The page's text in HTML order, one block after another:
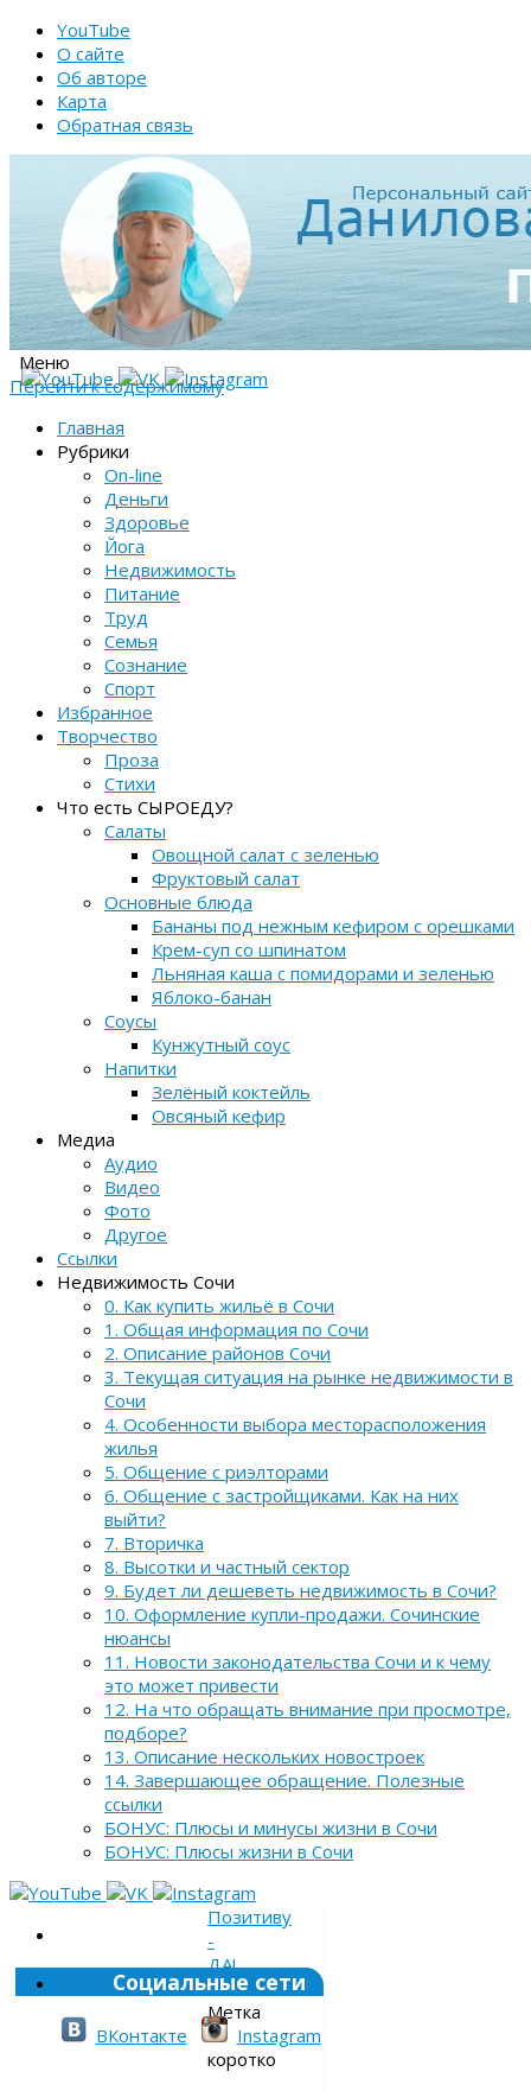
YouTube
О сайте
Об авторе
Карта
Обратная связь
Меню
Перейти к содержимому
Главная
Рубрики
On-line
Деньги
Здоровье
Йога
Недвижимость
Питание
Труд
Семья
Сознание
Спорт
Избранное
Творчество
Проза
Стихи
Что есть СЫРОЕДУ?
Салаты
Овощной салат с зеленью
Фруктовый салат
Основные блюда
Бананы под нежным кефиром с орешками
Крем-суп со шпинатом
Льняная каша с помидорами и зеленью
Яблоко-банан
Соусы
Кунжутный соус
Напитки
Зелёный коктейль
Овсяный кефир
Медиа
Аудио
Видео
Фото
Другое
Ссылки
Недвижимость Сочи
0. Как купить жильё в Сочи
1. Общая информация по Сочи
2. Описание районов Сочи
3. Текущая ситуация на рынке недвижимости в
Сочи
4. Особенности выбора месторасположения
жилья
5. Общение с риэлторами
6. Общение с застройщиками. Как на них
выйти?
7. Вторичка
8. Высотки и частный сектор
9. Будет ли дешеветь недвижимость в Сочи?
10. Оформление купли-продажи. Сочинские
нюансы
11. Новости законодательства Сочи и к чему
это может привести
12. На что обращать внимание при просмотре,
подборе?
13. Описание нескольких новостроек
14. Завершающее обращение. Полезные
ссылки
БОНУС: Плюсы и минусы жизни в Сочи
БОНУС: Плюсы жизни в Сочи
Позитиву
-
ДА!
»
Метка
»
коротко
Социальные сети
ВКонтакте Instagram